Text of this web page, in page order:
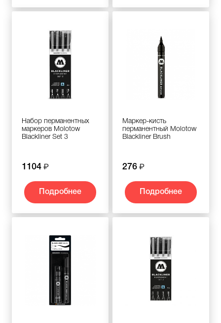
Набор перманентных
маркеров Molotow
Blackliner Set 3
1104
Подробнее
Маркер-кисть
перманентный Molotow
Blackliner Brush
276
Подробнее